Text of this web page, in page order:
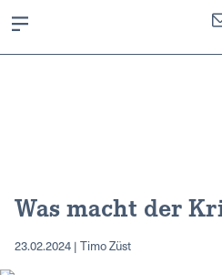
Was macht der
23.02.2024 | Timo Züst